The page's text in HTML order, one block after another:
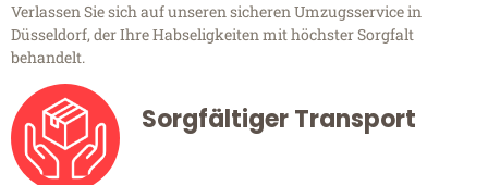
Verlassen Sie sich auf unseren sicheren Umzugsservice in
Düsseldorf, der Ihre Habseligkeiten mit höchster Sorgfalt
behandelt.
Sorgfältiger Transport